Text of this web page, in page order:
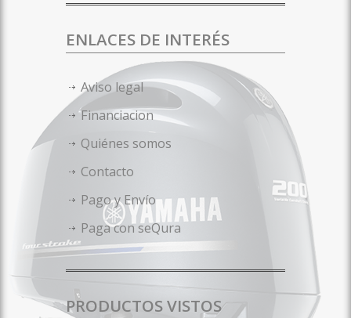
ENLACES DE INTERÉS
Aviso legal
Financiacion
Quiénes somos
Contacto
Pago y Envío
Paga con seQura
PRODUCTOS VISTOS